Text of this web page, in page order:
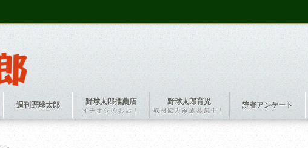
週刊野球太郎 野球太郎推薦店
イチオシのお店！
野球太郎育児
取材協力家族募集中！
読者アンケート